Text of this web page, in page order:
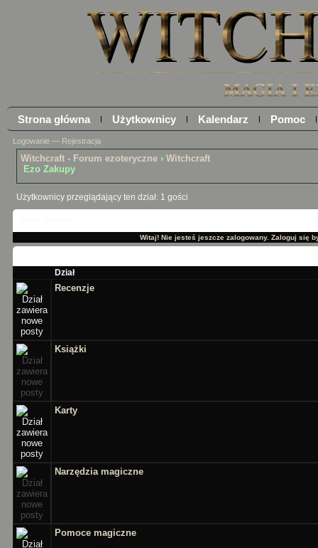
Strona główna Użytkownicy Kalendarz Pomoc
Logowanie — Rejestracja
Witchcraft - Forum ezoteryczne › Witchcraft
Ezo Zakupy
Użytkownicy przeglądający ten dział: 1 gości
Witaj! Nie jesteś jeszcze zalogowany. Zaloguj się
Dział
Recenzje
Książki
Karty
Narzędzia magiczne
Pomoce magiczne